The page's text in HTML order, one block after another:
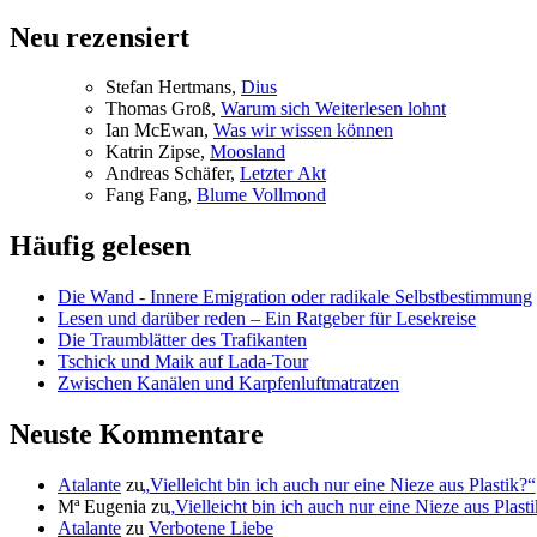
Neu rezensiert
Ste­fan Hertmans, Di­us
Tho­mas Groß, War­um sich Wei­ter­le­sen lohnt
Ian McE­wan, Was wir wis­sen können
Kat­rin Zip­se, Moos­land
An­dre­as Schä­fer, Letz­ter Akt
Fang Fang, Blu­me Vollmond
Häufig gelesen
Die Wand - Innere Emigration oder radikale Selbstbestimmung
Lesen und darüber reden – Ein Ratgeber für Lesekreise
Die Traumblätter des Trafikanten
Tschick und Maik auf Lada-Tour
Zwischen Kanälen und Karpfenluftmatratzen
Neuste Kommentare
Atalante zu
„Vielleicht bin ich auch nur eine Nieze aus Plastik?“
Mª Eugenia zu
„Vielleicht bin ich auch nur eine Nieze aus
Atalante zu Verbotene Liebe